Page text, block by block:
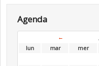
Agenda
←
lun
mar mer